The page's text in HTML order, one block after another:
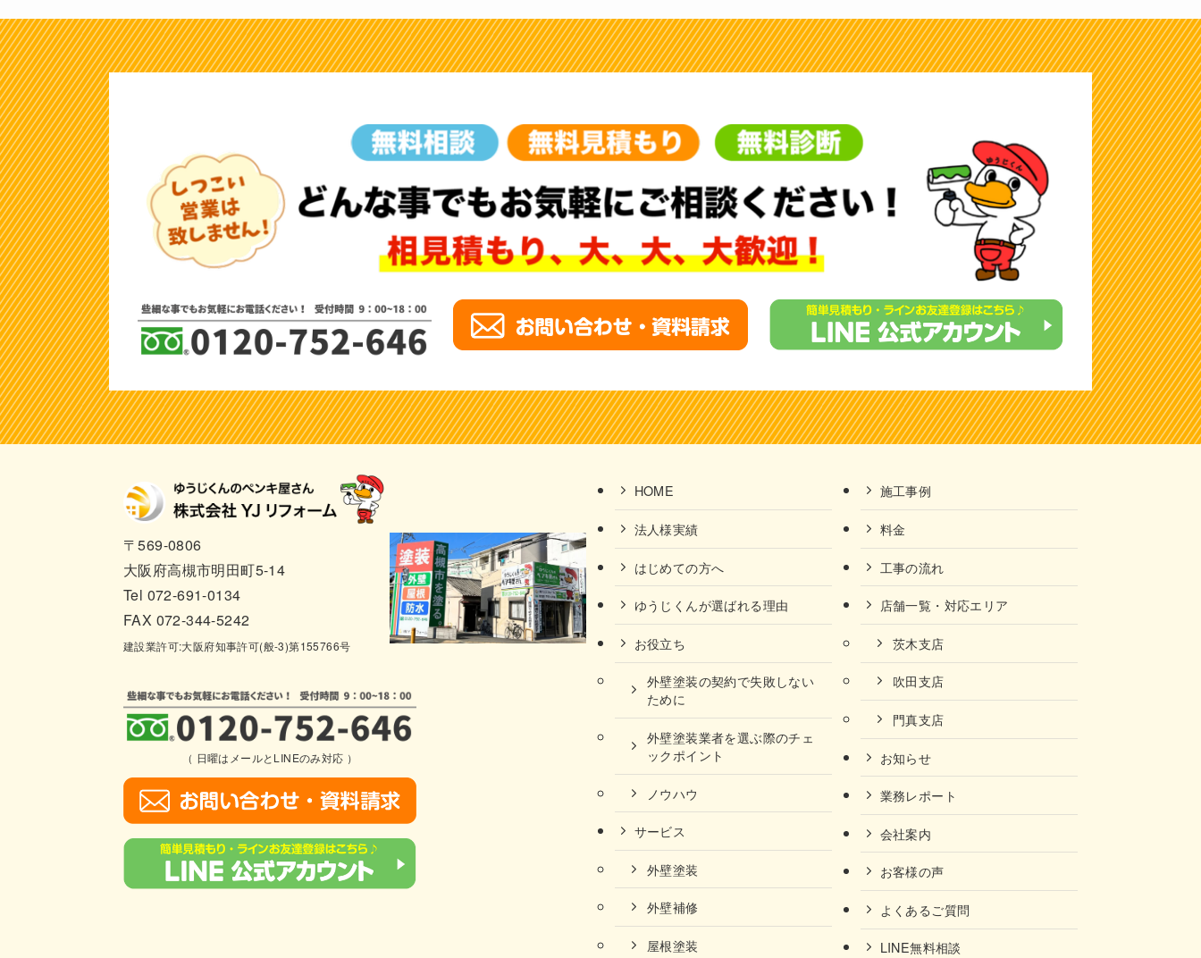
〒569-0806
大阪府高槻市明田町5-14
Tel 072-691-0134
FAX 072-344-5242
建設業許可:大阪府知事許可(般-3)第155766号
（ 日曜はメールとLINEのみ対応 ）
HOME
法人様実績
はじめての方へ
ゆうじくんが選ばれる理由
お役立ち
外壁塗装の契約で失敗しない
ために
外壁塗装業者を選ぶ際のチェ
ックポイント
ノウハウ
サービス
外壁塗装
外壁補修
屋根塗装
施工事例
料金
工事の流れ
店舗一覧・対応エリア
茨木支店
吹田支店
門真支店
お知らせ
業務レポート
会社案内
お客様の声
よくあるご質問
LINE無料相談